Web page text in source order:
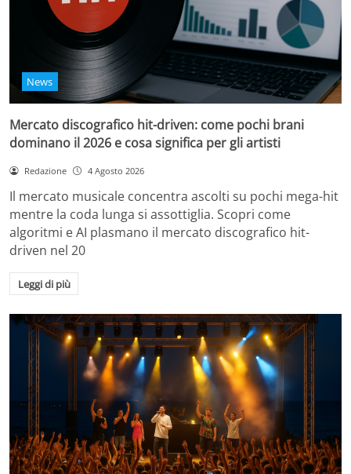
News
Mercato discografico hit-driven: come pochi brani
dominano il 2026 e cosa significa per gli artisti
Redazione 4 Agosto 2026
Il mercato musicale concentra ascolti su pochi mega-hit
mentre la coda lunga si assottiglia. Scopri come
algoritmi e AI plasmano il mercato discografico hit-
driven nel 20
Leggi di più